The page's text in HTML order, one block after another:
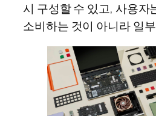
시 구성할 수 있고, 사용자
소비하는 것이 아니라 일